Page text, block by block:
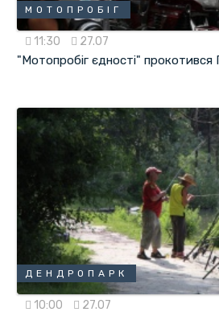
МОТОПРОБІГ
11:30 27.07
"Мотопробіг єдності"
ДЕНДРОПАРК
10:00 27.07